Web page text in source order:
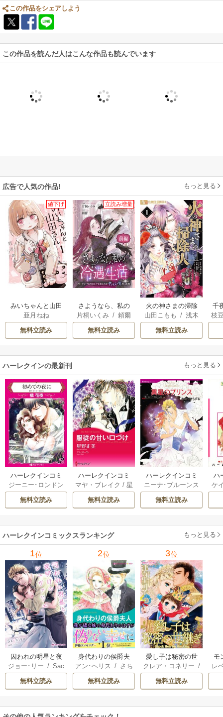
この作品をシェアしよう
この作品を読んだ人はこんな作品も読んでいます
広告で人気の作品! もっと見る
値下げ
みいちゃんと山田
さん
亜月ねね
無料立読み
立読み増量
さようなら、私の
冷遇生活 ～パーテ
ィーで声をかけて
きたのがヤバい男
片桐いくみ /頼爾
無料立読み
火の神さまの掃除
人ですが、いつの
間にか花嫁として
溺愛されています
山田こもも /浅木
伊都/SNC
無料立読み
千
国
枝
ハーレクインの最新刊 もっと見る
ハーレクインコミ
ックス セット 202
6年 vol.1064 1巻
ジーニー･ロンドン
橘花夜/ メアリ
ー･ライアンズ
ーガン/星合操/ア
ン･ウィール/ 津寺
里可子
無料立読み
ハーレクインコミ
ックス セット 202
6年 vol.1002 1巻
マヤ・ブレイク / 星
野正美/ ヘレン･ブ
ルックス/のわきね
ウェイ/一重夕子
無料立読み
ハーレクインコミ
ックス セット 202
6年 vol.1063 1巻
ニーナ･ブルーンス
おおつきちずる
レベッカ･ヨーク
ーディ/海野みつる
サラ･ウッド/流
水凛子
無料立読み
ハ
ッ
ケ
ザ
ハーレクインコミックスランキング もっと見る
1位
囚われの明星と夜
明けのシュヴァリ
エ
ジョー･リー /Sac
hiyo
無料立読み
2位
身代わりの侯爵夫
人
アン･ヘリス / さち
みりほ
無料立読み
3位
愛し子は秘密の世
継ぎ
クレア・コネリー /
津寺里可子
無料立読み
モ
結
レ